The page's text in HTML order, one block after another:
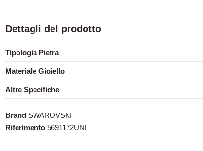
Dettagli del prodotto
Tipologia Pietra
Materiale Gioiello
Altre Specifiche
Brand SWAROVSKI
Riferimento 5691172UNI